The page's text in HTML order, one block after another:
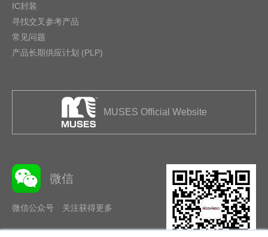
IC封装
寻找交叉参考产品
常见问题
产品长期供应计划 (PLP)
MUSES Official Website
微信
微信公众号 关注获得更多